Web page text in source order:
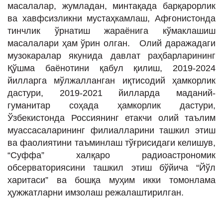
масалалар, жумладан, минтақада барқарорлик
ва хавфсизликни мустаҳкамлаш, Афғонистонда
тинчлик ўрнатиш жараёнига кўмаклашиш
масалалари ҳам ўрин олган. Олий даражадаги
музокаралар якунида давлат раҳбарларининг
Қўшма баёнотини қабул қилиш, 2019-2024
йилларга мўлжалланган иқтисодий ҳамкорлик
дастури, 2019-2021 йилларда маданий-
гуманитар соҳада ҳамкорлик дастури,
Ўзбекистонда Россиянинг етакчи олий таълим
муассасаларининг филиалларини ташкил этиш
ва фаолиятини таъминлаш тўғрисидаги келишув,
“Суффа” халқаро радиоастрономик
обсерваториясини ташкил этиш бўйича “Йўл
харитаси” ва бошқа муҳим икки томонлама
ҳужжатларни имзолаш режалаштирилган.